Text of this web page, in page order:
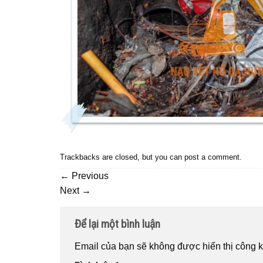
Trackbacks are closed, but you can post a comment.
← Previous
Next →
Để lại một bình luận
Email của bạn sẽ không được hiển thị công